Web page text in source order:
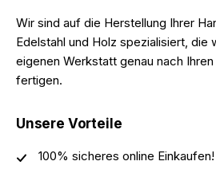
Wir sind auf die Herstellung Ihrer
Edelstahl und Holz spezialisiert, die
eigenen Werkstatt genau nach
fertigen.
Unsere Vorteile
100% sicheres online Einkaufen!